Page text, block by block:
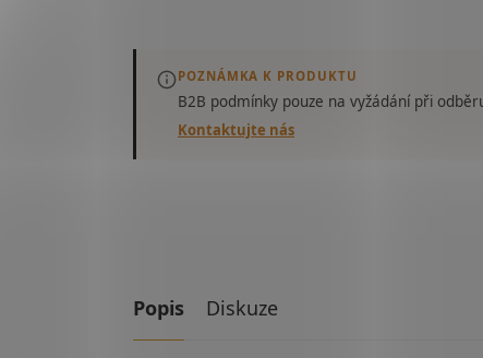
POZNÁMKA K PRODUKTU
B2B podmínky pouze na vyžádánípři
Kontaktujte nás
Popis Diskuze